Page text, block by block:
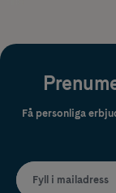
Få personliga
Fyll i mailadress